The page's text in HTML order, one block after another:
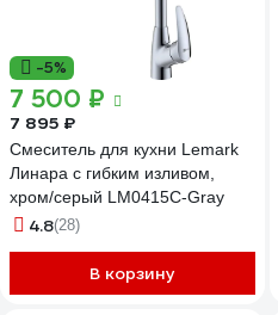
-5%
7 500 ₽
7 895 ₽
Смеситель для кухни Lemark
Линара с гибким изливом,
хром/серый LM0415C-Gray
4.8(28)
В корзину